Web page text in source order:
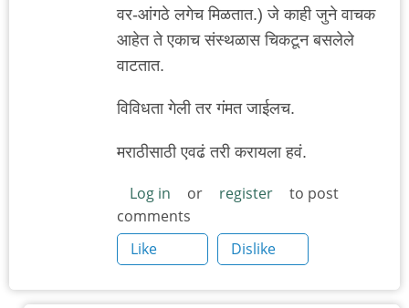
वर-आंगठे लगेच मिळतात.) जे काही जुने वाचक
आहेत ते एकाच संस्थळास चिकटून बसलेले
वाटतात.
विविधता गेली तर गंमत जाईलच.
मराठीसाठी एवढं तरी करायला हवं.
Log in or register
to post
comments
Like
Dislike